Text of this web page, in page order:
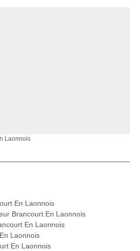
Laonnois
En Laonnois
Brancourt En Laonnois
En Laonnois
Laonnois
En Laonnois